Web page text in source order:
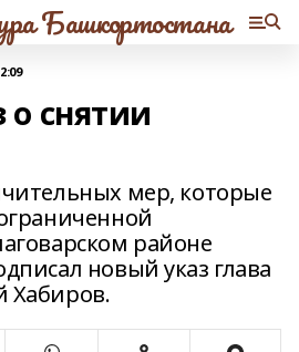
Башкортостана
снятии
мер, которые
районе
новый указ глава
Хабиров.